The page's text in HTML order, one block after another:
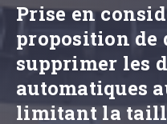
Prise en
proposition de
supprimer les
automatiques
limitant la